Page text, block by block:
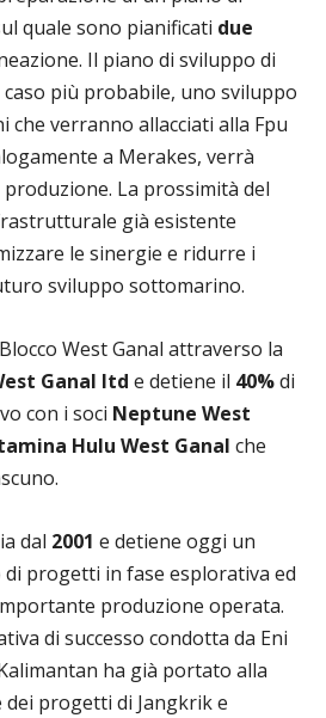
quale sono pianificati due
Il piano di sviluppo di
più probabile, uno sviluppo
che verranno allacciati alla Fpu
a Merakes, verrà
La prossimità del
già esistente
le sinergie e ridurre i
sviluppo sottomarino.
West Ganal attraverso la
Ganal ltd e detiene il 40%di
con i soci Neptune West
Hulu West Ganal che
dal 2001 e detiene oggi un
progetti in fase esplorativa ed
produzione operata.
di successo condotta da Eni
ha già portato alla
progetti di Jangkrik e